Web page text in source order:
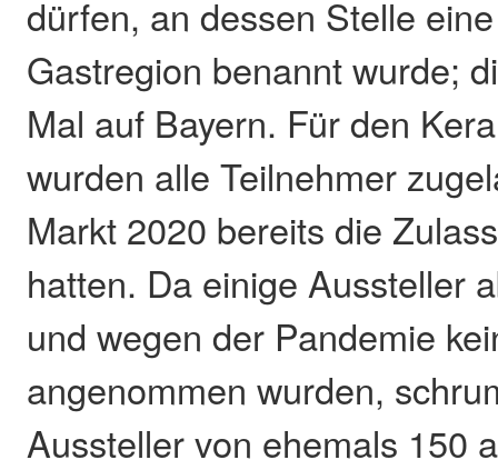
dürfen, an dessen Stelle
Gastregion benannt wurde;
Mal auf Bayern. Für den
wurden alle Teilnehmer
Markt 2020 bereits die
hatten. Da einige Aussteller
und wegen der Pandemie
angenommen wurden,
Aussteller von ehemals 150